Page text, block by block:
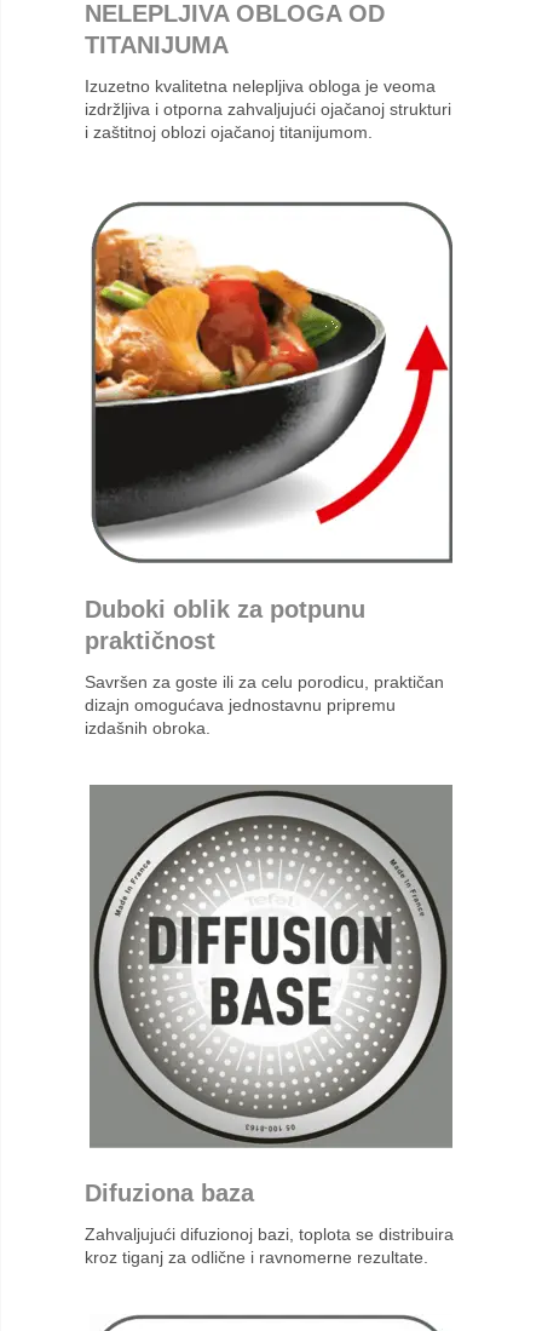
NELEPLJIVA OBLOGA OD
TITANIJUMA
Izuzetno kvalitetna nelepljiva obloga je veoma
izdržljiva i otporna zahvaljujući ojačanoj strukturi
i zaštitnoj oblozi ojačanoj titanijumom.
Duboki oblik za potpunu
praktičnost
Savršen za goste ili za celu porodicu, praktičan
dizajn omogućava jednostavnu pripremu
izdašnih obroka.
Difuziona baza
Zahvaljujući difuzionoj bazi, toplota se distribuira
kroz tiganj za odlične i ravnomerne rezultate.